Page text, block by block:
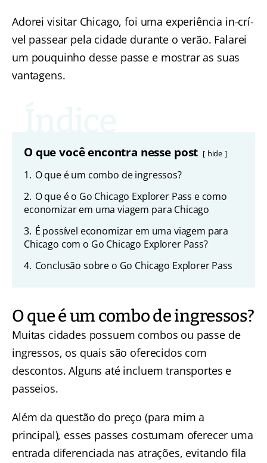
Adorei visitar Chicago, foi uma experiência in-crí-
vel passear pela cidade durante o verão. Falarei
um pouquinho desse passe e mostrar as suas
vantagens.
O que você encontra nesse post hide
1. O que é um combo de ingressos?
2. O que é o Go Chicago Explorer Pass e como
economizar em uma viagem para Chicago
3. É possível economizar em uma viagem para
Chicago com o Go Chicago Explorer Pass?
4. Conclusão sobre o Go Chicago Explorer Pass
O que é um combo de ingressos?
Muitas cidades possuem combos ou passe de
ingressos, os quais são oferecidos com
descontos. Alguns até incluem transportes e
passeios.
Além da questão do preço (para mim a
principal), esses passes costumam oferecer uma
entrada diferenciada nas atrações, evitando fila